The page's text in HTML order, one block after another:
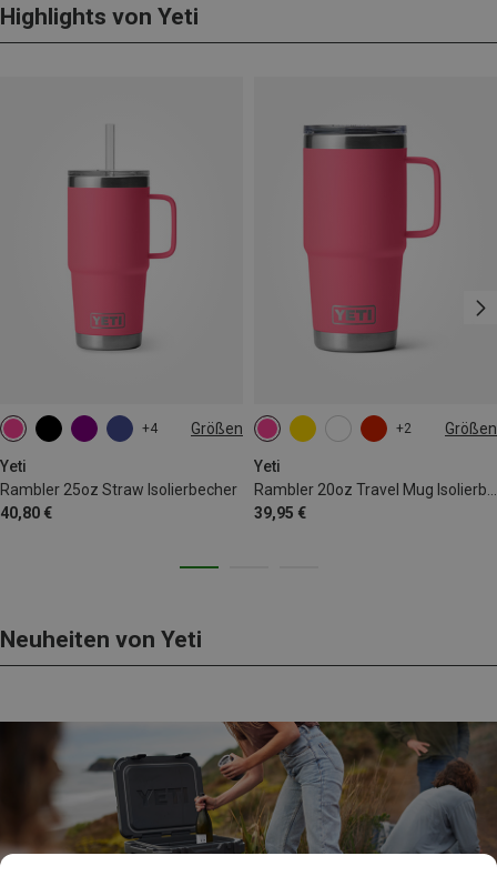
Highlights von Yeti
+4 Größen
Yeti
Rambler 25oz Straw Isolierbecher
40,80 €
739ML
+2 Größen
Yeti
Rambler 20oz Travel Mug Isolierbecher
39,95 €
591ML
Neuheiten von Yeti